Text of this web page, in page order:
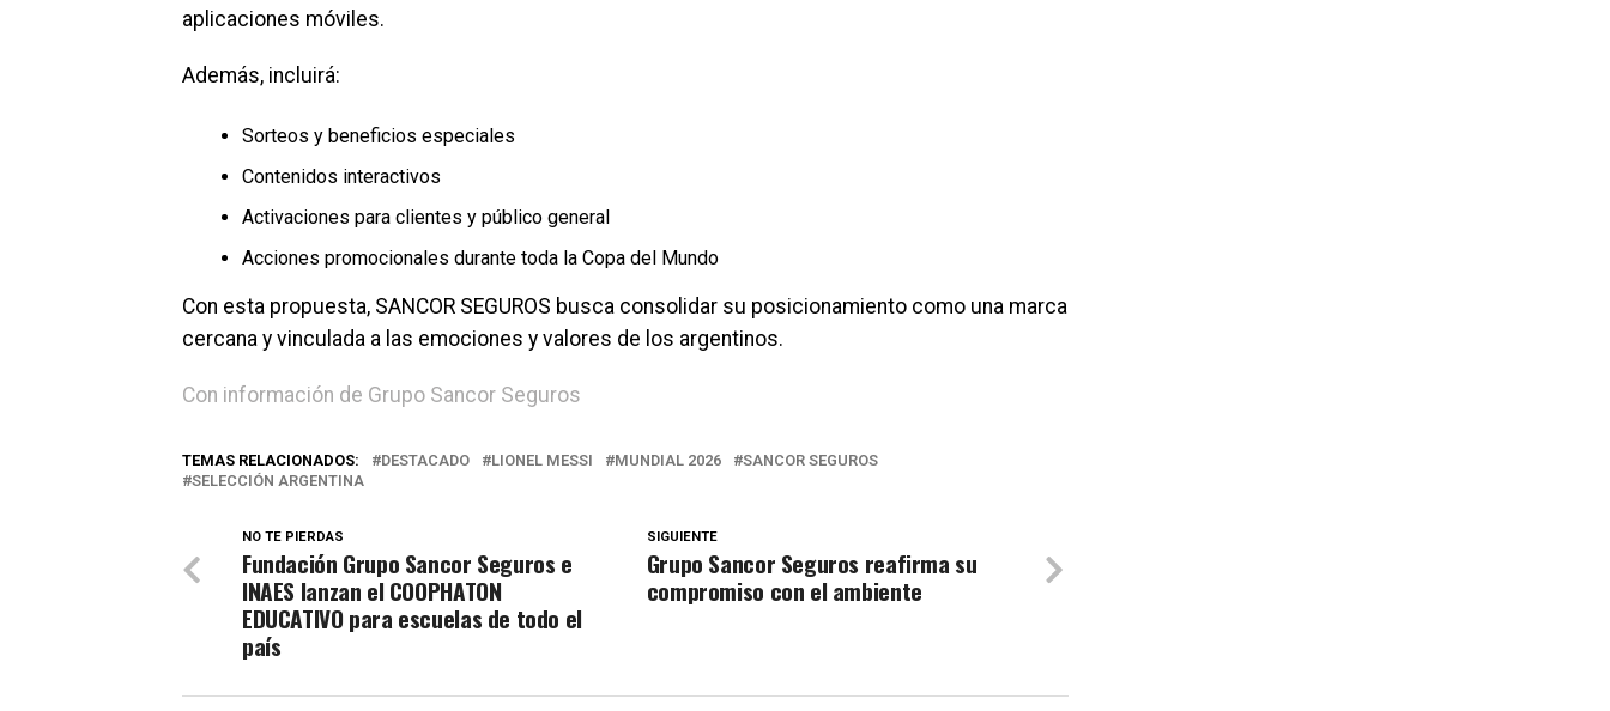
aplicaciones móviles.
Además, incluirá:
Sorteos y beneficios especiales
Contenidos interactivos
Activaciones para clientes y público general
Acciones promocionales durante toda la Copa del Mundo
Con esta propuesta, SANCOR SEGUROS busca consolidar su posicionamiento como una marca
cercana y vinculada a las emociones y valores de los argentinos.
Con información de Grupo Sancor Seguros
TEMAS RELACIONADOS: DESTACADO LIONEL MESSI MUNDIAL 2026
SANCOR SEGUROS
SELECCIÓN ARGENTINA
SIGUIENTE
Grupo Sancor Seguros reafirma su
compromiso con el ambiente
NO TE PIERDAS
Fundación Grupo Sancor Seguros e
INAES lanzan el COOPHATON
EDUCATIVO para escuelas de todo el
país